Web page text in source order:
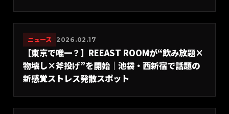
ニュース 2026.02.17
【東京で唯一？】REEAST ROOMが“飲み放題×
物壊し×斧投げ”を開始｜池袋・西新宿で話題の
新感覚ストレス発散スポット